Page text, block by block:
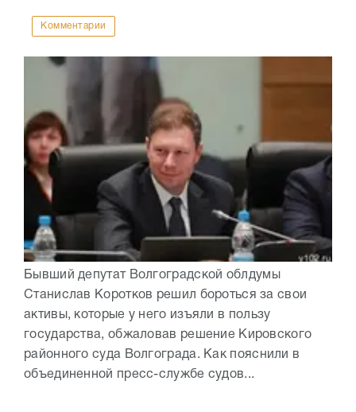
Комментарии
Бывший депутат Волгоградской облдумы
Станислав Коротков решил бороться за свои
активы, которые у него изъяли в пользу
государства, обжаловав решение Кировского
районного суда Волгограда. Как пояснили в
объединенной пресс-службе судов...